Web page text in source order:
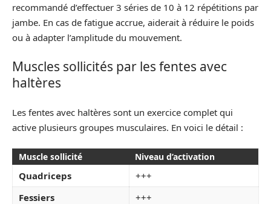
recommandé d’effectuer 3 séries de 10 à 12 répétitions par
jambe. En cas de fatigue accrue, aiderait à réduire le poids
ou à adapter l’amplitude du mouvement.
Muscles sollicités par les fentes avec
haltères
Les fentes avec haltères sont un exercice complet qui
active plusieurs groupes musculaires. En voici le détail :
Muscle sollicité Niveau d’activation
Quadriceps
+++
Fessiers
+++